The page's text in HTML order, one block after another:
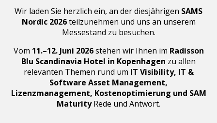
Wir laden Sie herzlich ein, an der diesjährigen SAMS
Nordic 2026 teilzunehmen und uns an unserem
Messestand zu besuchen.
Vom 11.–12. Juni 2026 stehen wir Ihnen im Radisson
Blu Scandinavia Hotel in Kopenhagen zu allen
relevanten Themen rund um IT Visibility, IT &
Software Asset Management,
Lizenzmanagement, Kostenoptimierung und SAM
Maturity Rede und Antwort.